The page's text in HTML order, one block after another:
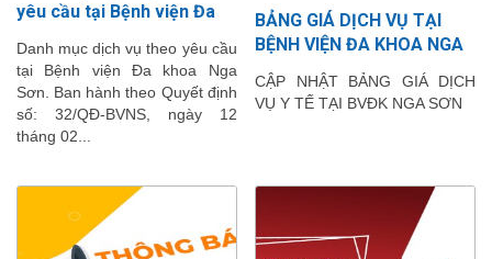
yêu cầu tại Bệnh viện Đa
Danh mục dịch vụ theo yêu cầu
tại Bệnh viện Đa khoa Nga
Sơn. Ban hành theo Quyết định
số: 32/QĐ-BVNS, ngày 12
tháng 02...
BẢNG GIÁ DỊCH VỤ TẠI
BỆNH VIỆN ĐA KHOA NGA
SƠN
CẬP NHẬT BẢNG GIÁ DỊCH
VỤ Y TẾ TẠI BVĐK NGA SƠN